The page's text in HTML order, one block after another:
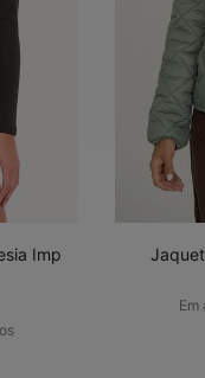
Imp
P
Em